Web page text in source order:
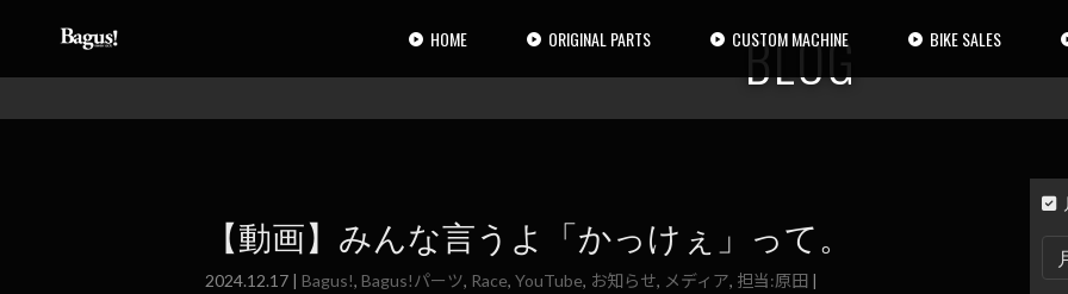
ン
ー
HOME ORIGINAL PARTS CUSTOM MACHINE BIKE SALES
BLOG
【動画】みんな言うよ「かっけぇ」って。
2024.12.17 | Bagus!, Bagus!パーツ, Race, YouTube, お知らせ, メディア, 担当:原田 |
月
検